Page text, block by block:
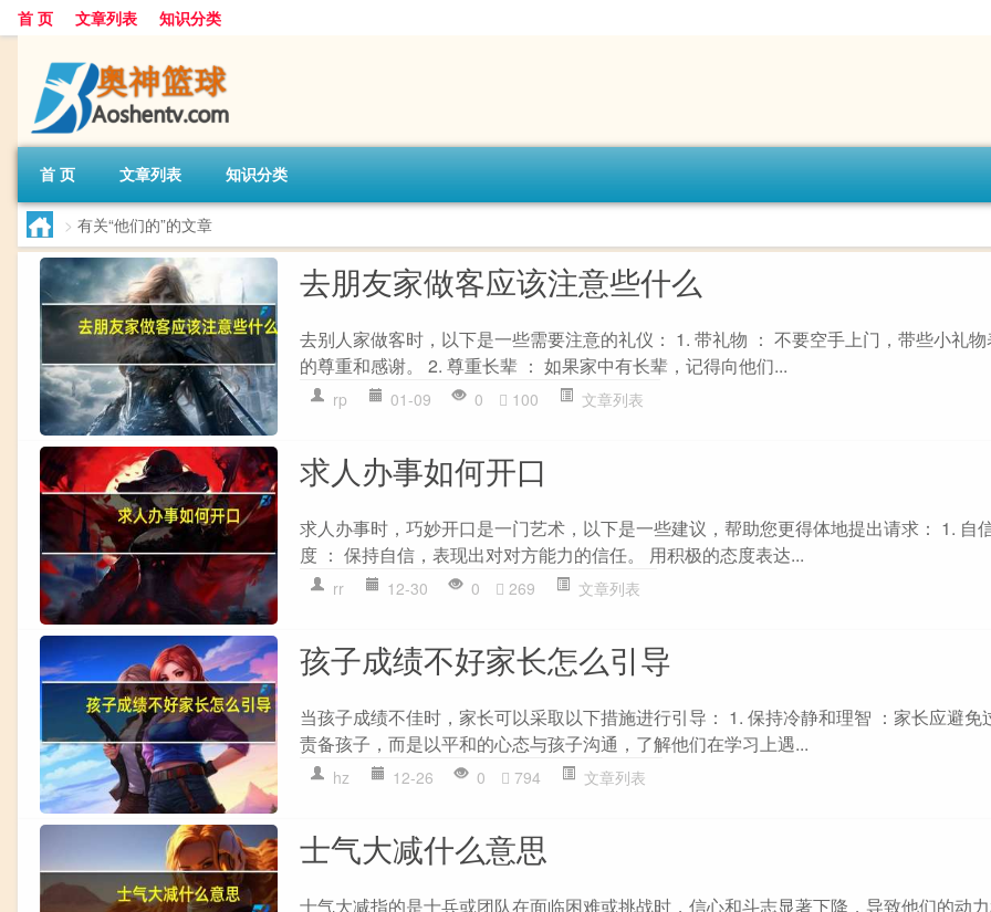
首 页 文章列表 知识分类
首 页 文章列表 知识分类
> 有关“他们的”的文章
去朋友家做客应该注意些什么
去别人家做客时，以下是一些需要注意的礼仪： 1. 带礼物 ： 不要空手上门，带些小礼
的尊重和感谢。 2. 尊重长辈 ： 如果家中有长辈，记得向他们...
rp 01-09 0 100 文章列表
求人办事如何开口
求人办事时，巧妙开口是一门艺术，以下是一些建议，帮助您更得体地提出请求： 1. 自
度 ： 保持自信，表现出对对方能力的信任。 用积极的态度表达...
rr 12-30 0 269 文章列表
孩子成绩不好家长怎么引导
当孩子成绩不佳时，家长可以采取以下措施进行引导： 1. 保持冷静和理智 ：家长应避免
责备孩子，而是以平和的心态与孩子沟通，了解他们在学习上遇...
hz 12-26 0 794 文章列表
士气大减什么意思
士气大减指的是士兵或团队在面临困难或挑战时，信心和斗志显著下降，导致他们的动